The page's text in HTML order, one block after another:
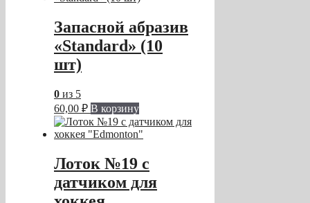
Запасной абразив
«Standard» (10
шт)
0 из 5
60,00 ₽ В корзину
Лоток №19 с
датчиком для